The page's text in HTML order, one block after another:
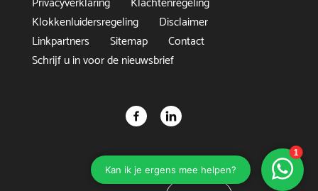
Klokkenluidersregeling
Disclaimer
Linkpartners
Sitemap
Contact
Schrijf u in voor de nieuwsbrief